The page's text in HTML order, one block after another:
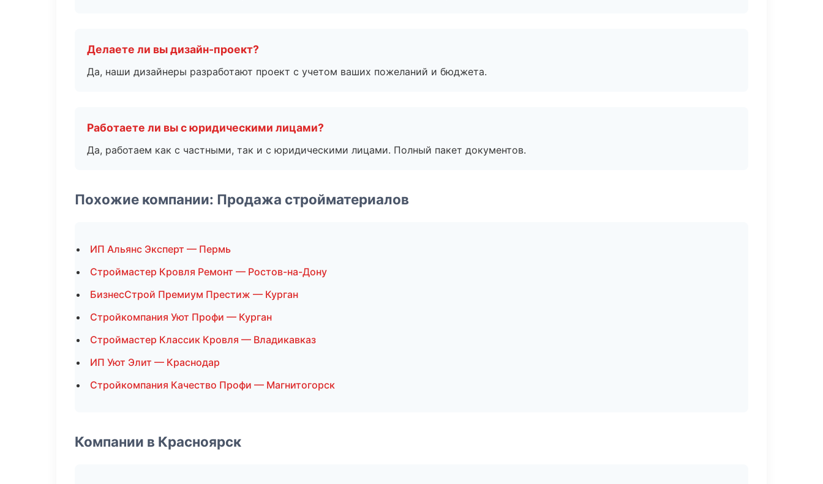
Делаете ли вы дизайн-проект?
Да, наши дизайнеры разработают проект с учетом ваших пожеланий и бюджета.
Работаете ли вы с юридическими лицами?
Да, работаем как с частными, так и с юридическими лицами. Полный пакет документов.
Похожие компании: Продажа стройматериалов
ИП Альянс Эксперт — Пермь
Строймастер Кровля Ремонт — Ростов-на-Дону
БизнесСтрой Премиум Престиж — Курган
Стройкомпания Уют Профи — Курган
Строймастер Классик Кровля — Владикавказ
ИП Уют Элит — Краснодар
Стройкомпания Качество Профи — Магнитогорск
Компании в Красноярск